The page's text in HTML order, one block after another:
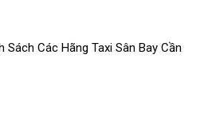
Sách Các Hãng Taxi Sân Bay Cần